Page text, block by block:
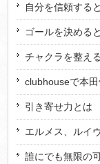
自分を信頼する
ゴールを決める
チャクラを整え
clubhouseで本田
引き寄せ力とは
エルメス、ルイ
誰にでも無限の